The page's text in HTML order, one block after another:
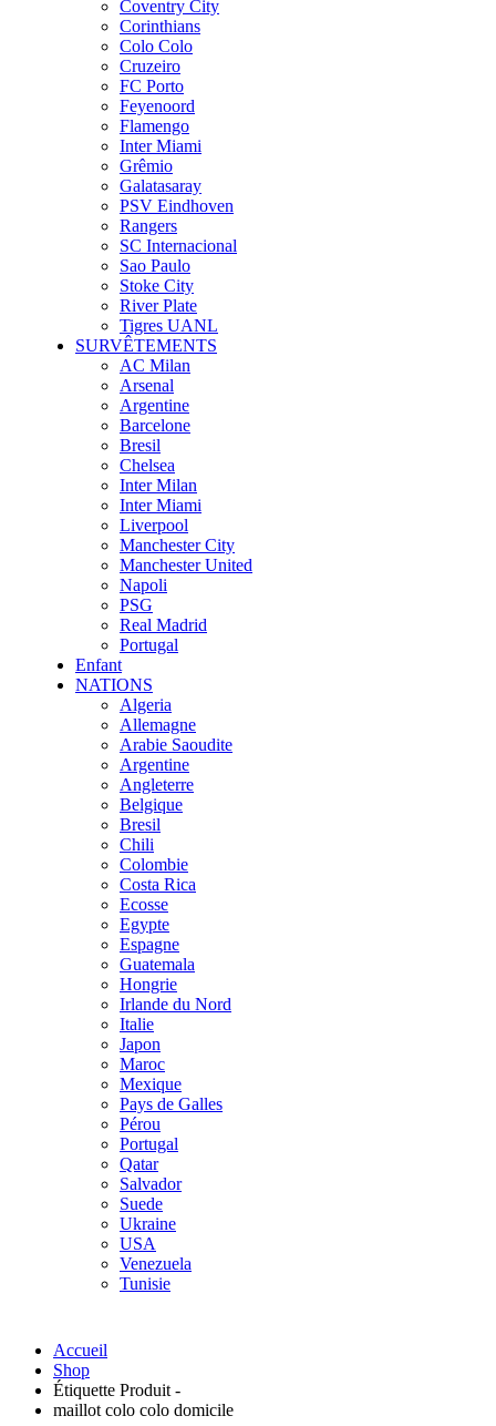
Coventry City
Corinthians
Colo Colo
Cruzeiro
FC Porto
Feyenoord
Flamengo
Inter Miami
Grêmio
Galatasaray
PSV Eindhoven
Rangers
SC Internacional
Sao Paulo
Stoke City
River Plate
Tigres UANL
SURVÊTEMENTS
AC Milan
Arsenal
Argentine
Barcelone
Bresil
Chelsea
Inter Milan
Inter Miami
Liverpool
Manchester City
Manchester United
Napoli
PSG
Real Madrid
Portugal
Enfant
NATIONS
Algeria
Allemagne
Arabie Saoudite
Argentine
Angleterre
Belgique
Bresil
Chili
Colombie
Costa Rica
Ecosse
Egypte
Espagne
Guatemala
Hongrie
Irlande du Nord
Italie
Japon
Maroc
Mexique
Pays de Galles
Pérou
Portugal
Qatar
Salvador
Suede
Ukraine
USA
Venezuela
Tunisie
Accueil
Shop
Étiquette Produit -
maillot colo colo domicile